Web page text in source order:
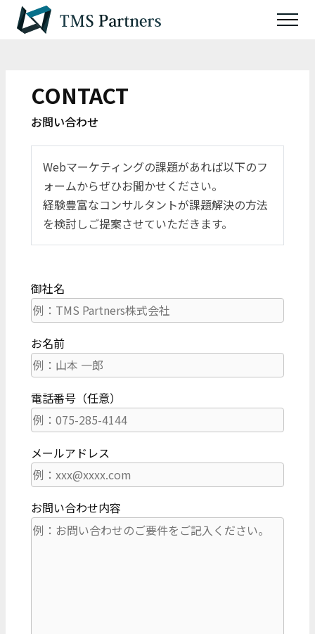
CONTACT
お問い合わせ
Webマーケティングの課題があれば以下のフ
ォームからぜひお聞かせください。
経験豊富なコンサルタントが課題解決の方法
を検討しご提案させていただきます。
御社名
お名前
電話番号（任意）
メールアドレス
お問い合わせ内容